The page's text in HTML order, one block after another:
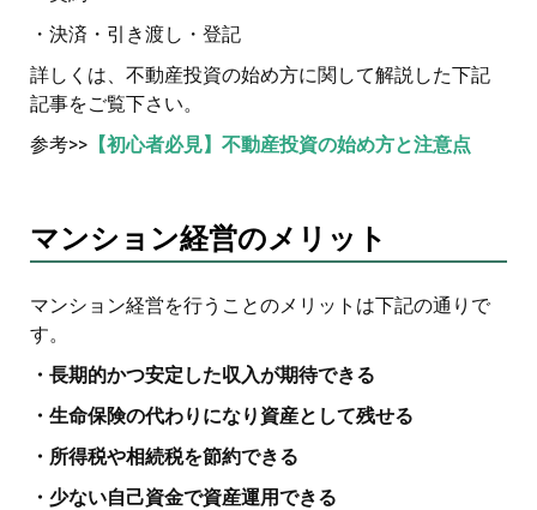
・決済・引き渡し・登記
詳しくは、不動産投資の始め方に関して解説した下記
記事をご覧下さい。
参考>> 【初心者必見】不動産投資の始め方と注意点
マンション経営のメリット
マンション経営を行うことのメリットは下記の通りで
す。
・長期的かつ安定した収入が期待できる
・生命保険の代わりになり資産として残せる
・所得税や相続税を節約できる
・少ない自己資金で資産運用できる